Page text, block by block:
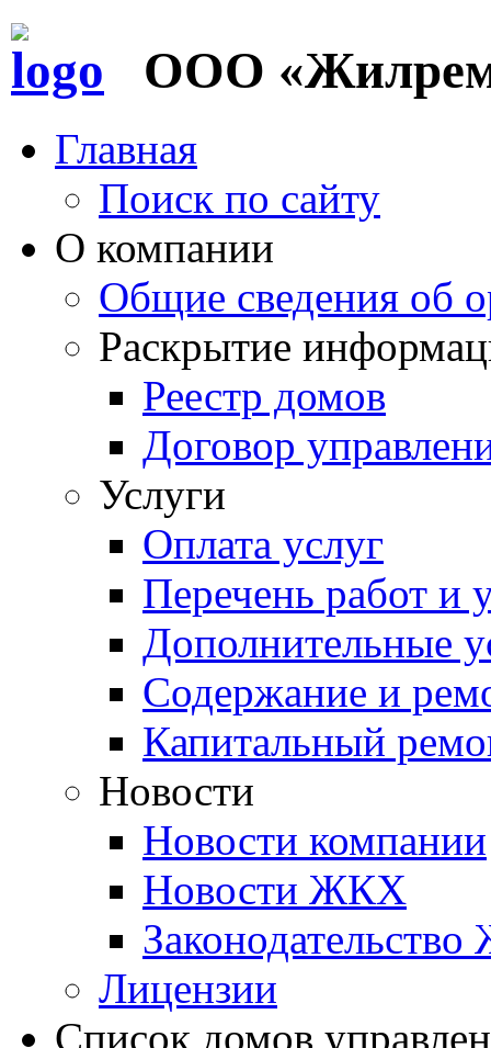
ООО
Главная
Поиск по сайту
О компании
Общие сведения об
Раскрытие
Реестр домов
Договор
Услуги
Оплата услуг
Перечень работ и
Дополнительные
Содержание и
Капитальный
Новости
Новости компании
Новости ЖКХ
Лицензии
Список домов